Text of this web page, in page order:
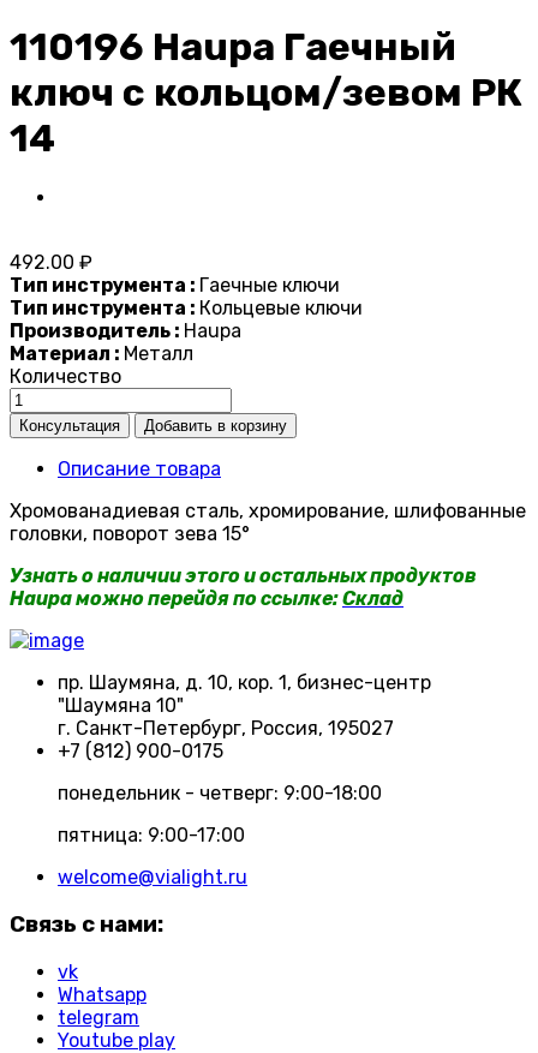
110196 Haupa Гаечный
ключ с кольцом/зевом РК
14
492.00 ₽
Тип инструмента : Гаечные ключи
Тип инструмента : Кольцевые ключи
Производитель : Haupa
Материал : Металл
Количество
Описание товара
Хромованадиевая сталь, хромирование, шлифованные
головки, поворот зева 15°
Узнать о наличии этого и остальных продуктов
Haupa можно перейдя по ссылке:Склад
пр. Шаумяна, д. 10, кор. 1, бизнес-центр
"Шаумяна 10"
г. Санкт-Петербург, Россия, 195027
+7 (812) 900-0175
понедельник - четверг: 9:00-18:00
пятница: 9:00-17:00
welcome@vialight.ru
Связь с нами:
vk
Whatsapp
telegram
Youtube play